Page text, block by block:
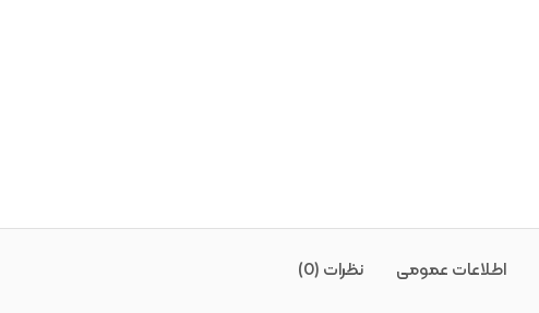
نظرات (0) اطلاعات عمومی